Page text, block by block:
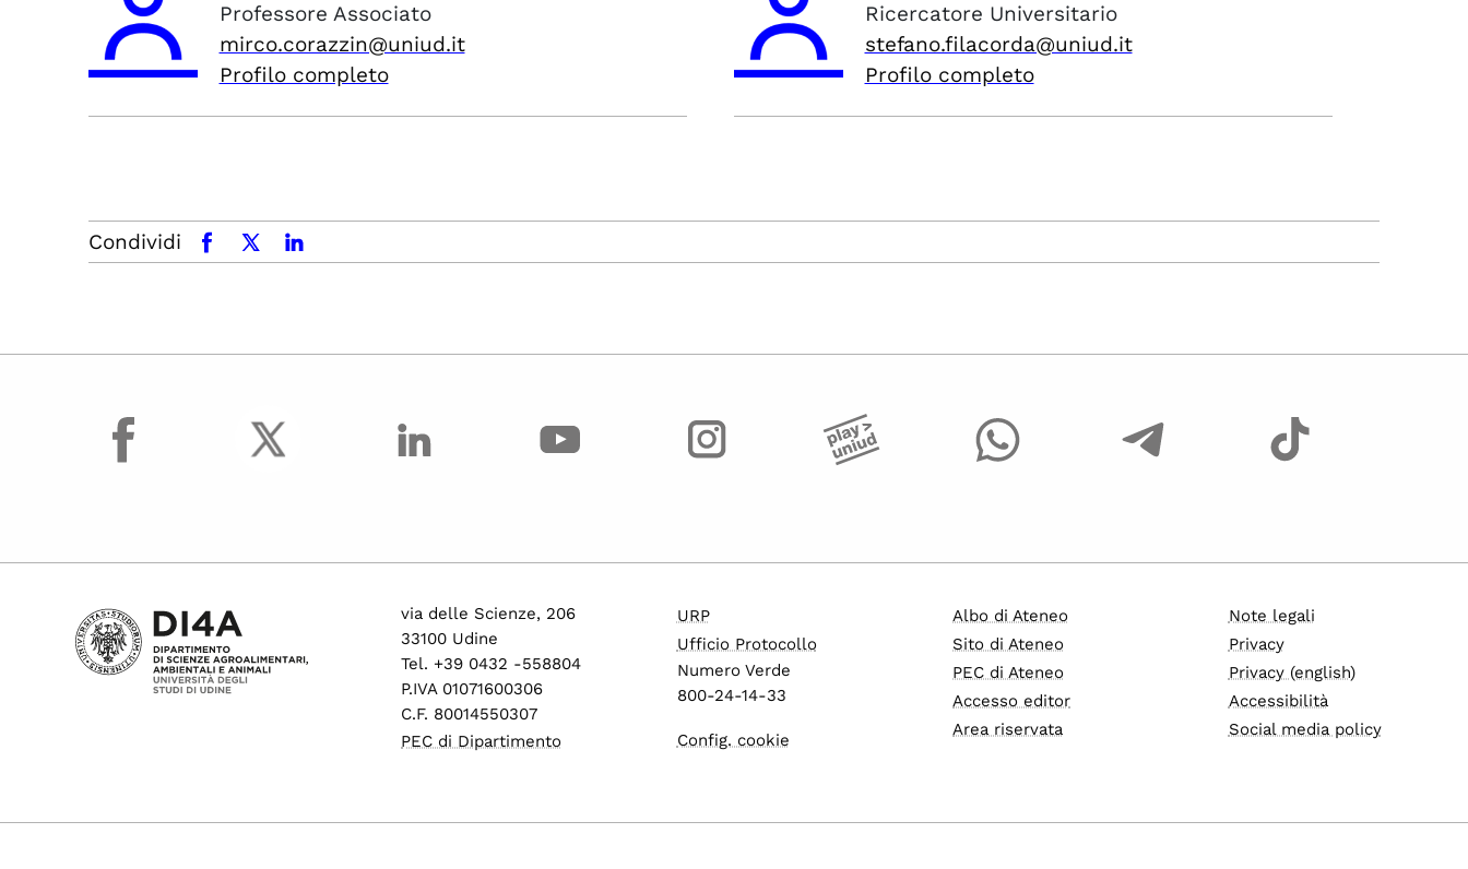
Professore Associato
mirco.corazzin@uniud.it
Profilo completo
Ricercatore Universitario
stefano.filacorda@uniud.it
Profilo completo
Condividi facebookx.comlinkedin
facebook
via delle Scienze, 206
33100 Udine
Tel. +39 0432 -558804
P.IVA 01071600306
C.F. 80014550307
PEC di Dipartimento
URP
Ufficio Protocollo
Numero Verde
800-24-14-33
Config. cookie
Albo di Ateneo
Sito di Ateneo
PEC di Ateneo
Accesso editor
Area riservata
Note legali
Privacy
Privacy (english)
Accessibilità
Social media policy